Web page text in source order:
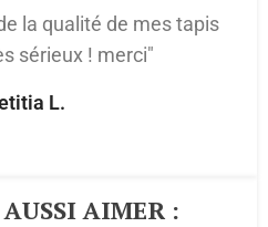
la qualité de mes tapis
sérieux ! merci"
L.
AIMER :​